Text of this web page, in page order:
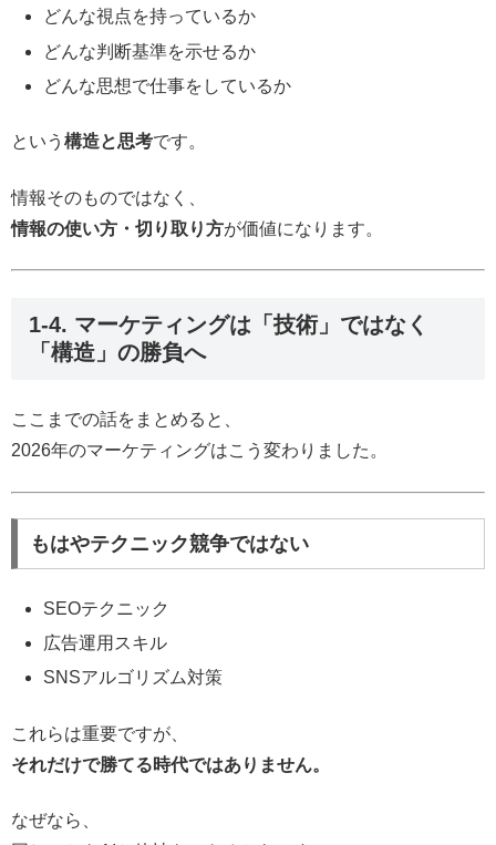
どんな視点を持っているか
どんな判断基準を示せるか
どんな思想で仕事をしているか
という 構造と思考です。
情報そのものではなく、
情報の使い方・切り取り方が価値になります。
1-4. マーケティングは「技術」ではなく
「構造」の勝負へ
ここまでの話をまとめると、
2026年のマーケティングはこう変わりました。
もはやテクニック競争ではない
SEOテクニック
広告運用スキル
SNSアルゴリズム対策
これらは重要ですが、
それだけで勝てる時代ではありません。
なぜなら、